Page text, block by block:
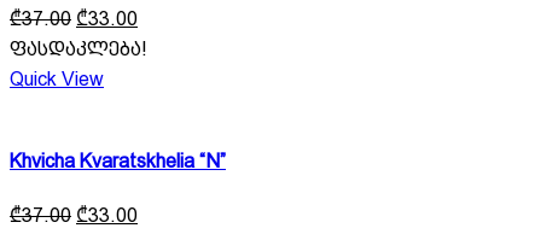
₾37.00 Original
price
was:
₾37.00.
₾33.00Current
price
is:
ფასდაკლება!
Quick View
Khvicha Kvaratskhelia “N”
₾37.00 Original
₾33.00Current